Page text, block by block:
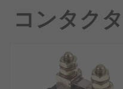
コンタク